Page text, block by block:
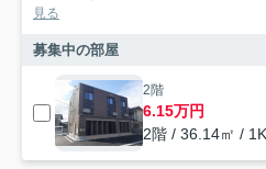
見る
募集中の部屋
2階
6.15万円
2階 / 36.14㎡ / 1K